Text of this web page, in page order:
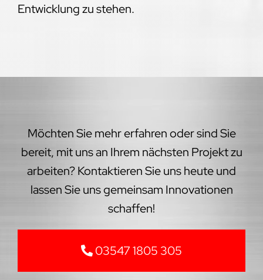
Entwicklung zu stehen.
Möchten Sie mehr erfahren oder sind Sie
bereit, mit uns an Ihrem nächsten Projekt zu
arbeiten? Kontaktieren Sie uns heute und
lassen Sie uns gemeinsam Innovationen
schaffen!
03547 1805 305